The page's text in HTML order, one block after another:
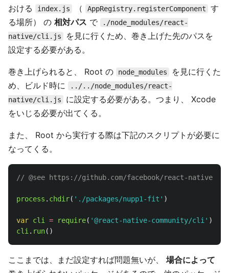
おける
index.js （ AppRegistry.registerComponent
す
る場所） の 相対パス で
./node_modules/react-
native/cli.js
を見に行くため、巻き上げた先のパスを
設定する必要がある。
巻き上げられると、 Root の node_modules
を見に行くた
め、ビルド時に
../../node_modules/react-
native/cli.js
に設定する必要がある。つまり、 Xcode
をいじる必要が出てくる。
また、 Root から実行する際は下記のスクリプトが必要に
なってくる。
// @see https://github.com/facebook/react-native/
process . chdir( ' ./packages/nupp1-fit ' )
var cli = require( '@react-native-community/cli ' )
cli . run()
ここまでは、まだ設定すれば問題無いが、 場合によって